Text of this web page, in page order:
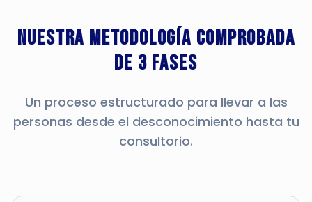
Nuestra metodología comprobada
de 3 fases
Un proceso estructurado para llevar a las
personas desde el desconocimiento hasta tu
consultorio.